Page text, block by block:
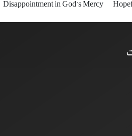
Disappointment in God’s Mercy